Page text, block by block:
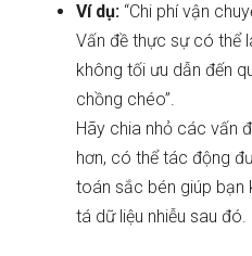
Ví dụ: “Chi phí vận
Vấn đề thực sự có thể
không tối ưu dẫn đến
chồng chéo”.
Hãy chia nhỏ các vấn
hơn, có thể tác động
toán sắc bén giúp bạn
tá dữ liệu nhiễu sau đó.